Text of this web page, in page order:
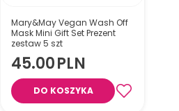
Zestaw podarunkowy masek
oczyszczających i
nawilżających – wersja mini
Mary&May Vegan Wash Off
Mask Mini Gift Set Prezent
zestaw 5 szt
45.00PLN
DO KOSZYKA